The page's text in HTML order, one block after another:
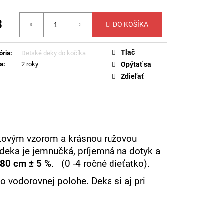
DO KOŠÍKA
:
Detské deky do kočíka
: 2 roky
Tlač
Opýtať sa
Zdieľať
vzorom a krásnou ružovou
je jemnučká, príjemná na dotyk a
cm ± 5 %. (0 -4 ročné dieťatko).
vodorovnej polohe. Deka si aj pri